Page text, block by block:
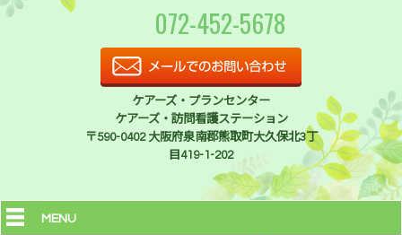
072-452-5678
ケアーズ・プランセンター
ケアーズ・訪問看護ステーション
〒590-0402 大阪府泉南郡熊取町大久保北3丁
目419-1-202
MENU